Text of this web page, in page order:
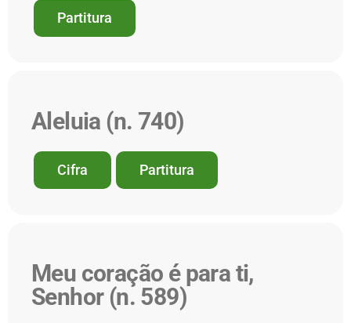
Partitura
Aleluia (n. 740)
Cifra Partitura
Meu coração é para ti,
Senhor (n. 589)